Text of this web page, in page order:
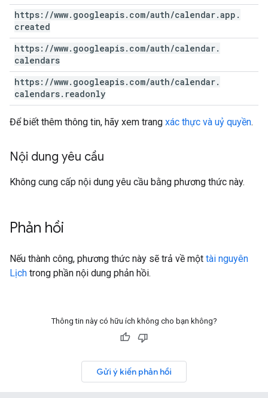
https: //www. googleapis. com/auth/calendar.app .
created
https: //www. googleapis. com/auth/calendar.
calendars
https: //www. googleapis. com/auth/calendar.
calendars. readonly
Để biết thêm thông tin, hãy xem trang xác thực và uỷ quyền.
Nội dung yêu cầu
Không cung cấp nội dung yêu cầu bằng phương thức này.
Phản hồi
Nếu thành công, phương thức này sẽ trả về một tài nguyên
Lịch trong phần nội dung phản hồi.
Thông tin này có hữu ích không cho bạn không?
Gửi ý kiến phản hồi